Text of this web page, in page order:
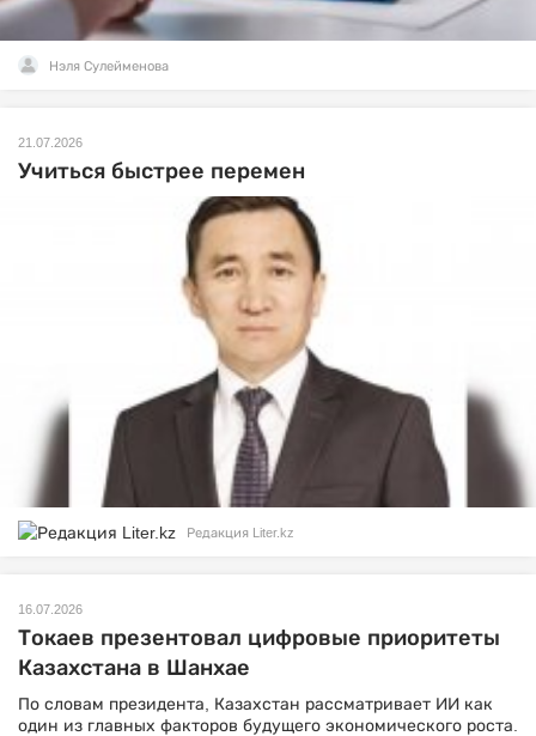
Нэля Сулейменова
21.07.2026
Учиться быстрее перемен
Редакция Liter.kz
16.07.2026
Токаев презентовал цифровые приоритеты
Казахстана в Шанхае
По словам президента, Казахстан рассматривает ИИ как
один из главных факторов будущего экономического роста.